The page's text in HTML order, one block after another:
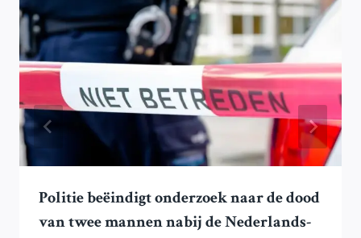
Politie beëindigt onderzoek naar de dood
van twee mannen nabij de Nederlands-